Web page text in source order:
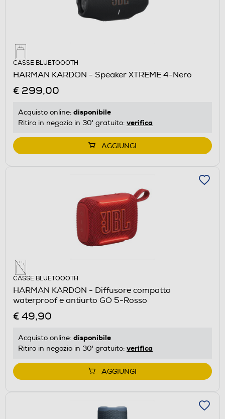
CASSE BLUETOOOTH
HARMAN KARDON - Speaker XTREME 4-Nero
€ 299,00
Acquisto online: disponibile
Ritiro in negozio in 30' gratuito: verifica
AGGIUNGI
CASSE BLUETOOOTH
HARMAN KARDON - Diffusore compatto
waterproof e antiurto GO 5-Rosso
€ 49,90
Acquisto online: disponibile
Ritiro in negozio in 30' gratuito: verifica
AGGIUNGI